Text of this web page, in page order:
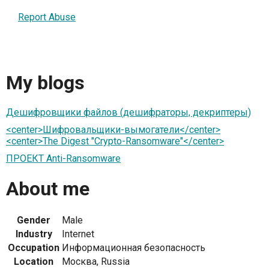
Report Abuse
My blogs
Дешифровщики файлов (дешифраторы, декриптеры)
<center>Шифровальщики-вымогатели</center>
<center>The Digest "Crypto-Ransomware"</center>
ПРОЕКТ Anti-Ransomware
About me
Gender
Male
Industry
Internet
Occupation Информационная безопасность
Location
Москва, Russia